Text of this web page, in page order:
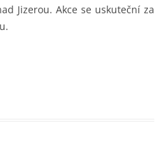
Jizerou. Akce se uskuteční za